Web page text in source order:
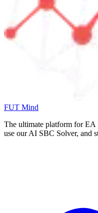
FUT Mind
The ultimate platform for EA
use our AI SBC Solver, and